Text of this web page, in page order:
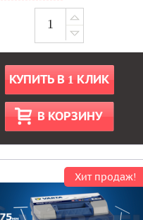
КУПИТЬ В 1 КЛИК
В КОРЗИНУ
Хит продаж!